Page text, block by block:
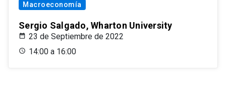
Macroeconomía
Sergio Salgado, Wharton University
23 de Septiembre de 2022
14:00 a 16:00